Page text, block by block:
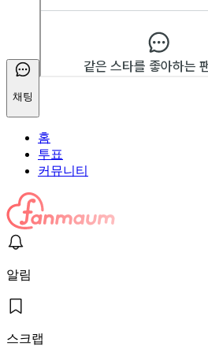
채팅
홈
투표
커뮤니티
알림
스크랩